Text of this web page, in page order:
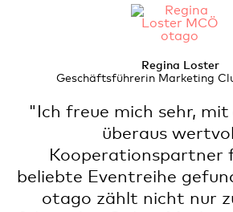
Regina Loster
Geschäftsführerin Marketing
"Ich freue mich sehr,
überaus
Kooperationspartner
beliebte Eventreihe
otago zählt nicht nur